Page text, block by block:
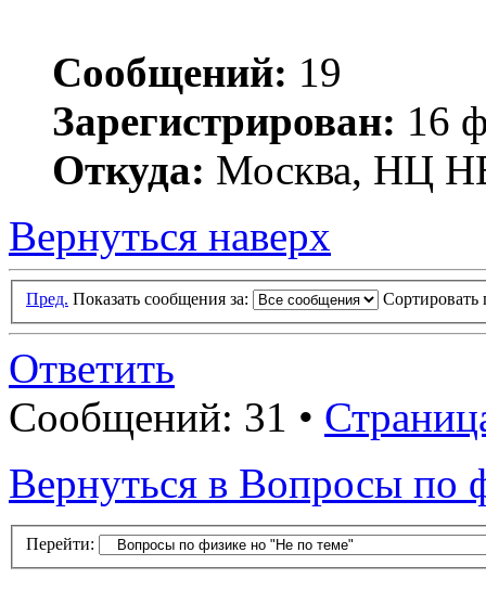
Сообщений: 19
Зарегистрирован: 16
Откуда: Москва, НЦ
Вернуться наверх
Пред. Показать сообщения за: Сортировать
Ответить
Сообщений: 31 •
Вернуться в Вопросы по
Перейти: